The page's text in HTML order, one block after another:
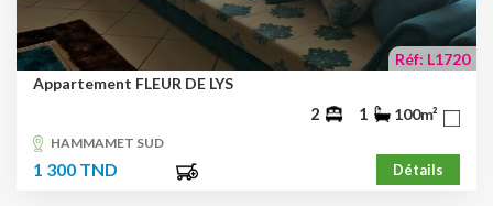
Réf: L1720
Appartement FLEUR DE LYS
2 1 100m²
HAMMAMET SUD
1 300 TND Détails